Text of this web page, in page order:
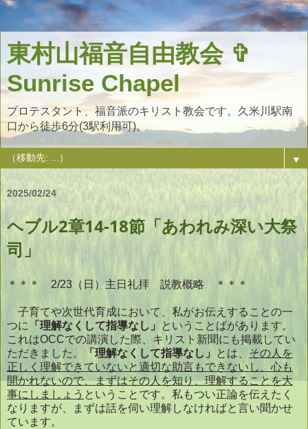
東村山福音自由教会 ✞
Sunrise Chapel
プロテスタント、福音派のキリスト教会です。久米川駅南
口から徒歩6分(3駅利用可)。
▼
2025/02/24
ヘブル2章14-18節「あわれみ深い大祭
司」
＊＊＊ 2/23（日）主日礼拝 説教概略 ＊＊＊
子育てや次世代育成において、私がお伝えすることの一
つに
「理解なくして指導なし」ということばがあります。
これはOCCでの講演した際、キリスト新聞にも掲載してい
ただきました。
「理解なくして指導なし」 とは、 その人を
正しく理解できていないと適切な助言もできないし、心も
開かれないので、まずはその人を知り、理解することを大
事にしましょう ということです。私もつい正論を伝えたく
なりますが、まずは話を伺い理解しなければと言い聞かせ
ています。